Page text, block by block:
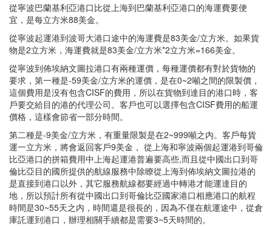
從寧波巴蘭基利亞港口比從上海到巴蘭基利亞港口的海運費要便
宜，是每立方米88美金。
從寧波起運港到波哥大港口途中的海運費是83美金/立方米。如果貨
物是2立方米，海運費就是83美金/立方米*2立方米=166美金。
從寧波到佈埃納文圖拉港口有兩種運價，每種運價都有對於貨物的
要求，第一種是-59美金/立方米的運價，是在0~2噸之間的限製價，
這個費用是没有包含CISF的費用，所以在貨物到達目的港口時，客
戶要交給目的港的代理公司。客戶也可以選擇包含CISF費用的船運
價格，這樣會節省一部分時間。
第二種是-9美金/立方米，有重量限製是在2~999噸之内。客戶每貨
運一立方米，將會返回客戶9美金， 從上海和寧波兩個起運港到哥倫
比亞港口的拼箱費用中上海起運港普遍要高些,而且從中國出口到哥
倫比亞目的國所提供的航線服務中除瞭從上海到佈埃納文圖拉港的
是直接到港口以外，其它服務航線都要經過中轉港才能運達目的
地，所以預計所有從中國出口到哥倫比亞國家港口相應港口的航程
時間是30~55天之内，時間還是很長的，因為不僅在航運途中，從倉
庫託運到港口，辦理相關手續都是需要3~5天時間的。